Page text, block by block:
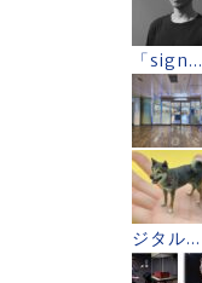
「sign...
ジタル...